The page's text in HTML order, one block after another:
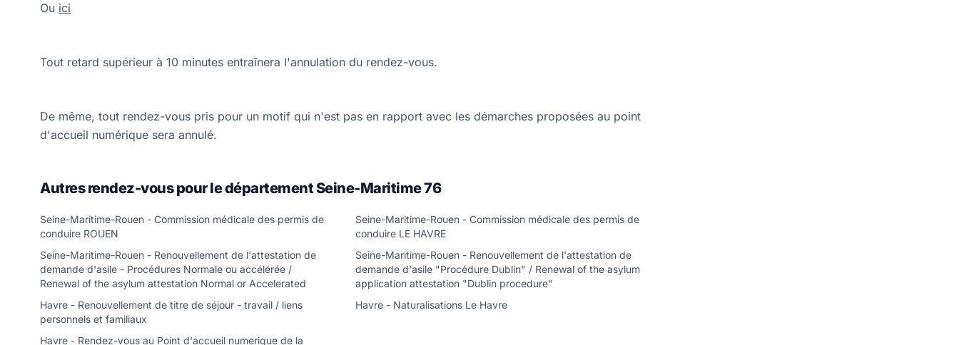
Ou ici
Tout retard supérieur à 10 minutes entraînera l'annulation du rendez-vous.
De même, tout rendez-vous pris pour un motif qui n'est pas en rapport avec les démarches proposées au point
d'accueil numérique sera annulé.
Autres rendez-vous pour le département Seine-Maritime 76
Seine-Maritime-Rouen - Commission médicale des permis de
conduire ROUEN
Seine-Maritime-Rouen - Commission médicale des permis de
conduire LE HAVRE
Seine-Maritime-Rouen - Renouvellement de l'attestation de
demande d'asile - Procédures Normale ou accélérée /
Renewal of the asylum attestation Normal or Accelerated
Seine-Maritime-Rouen - Renouvellement de l'attestation de
demande d'asile "Procédure Dublin" / Renewal of the asylum
application attestation "Dublin procedure"
Havre - Renouvellement de titre de séjour - travail / liens
personnels et familiaux
Havre - Naturalisations Le Havre
Havre - Rendez-vous au Point d'accueil numerique de la